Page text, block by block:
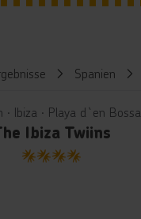
Spanien
∙ Ibiza ∙ Playa d`en Bossa
Ibiza Twiins
4